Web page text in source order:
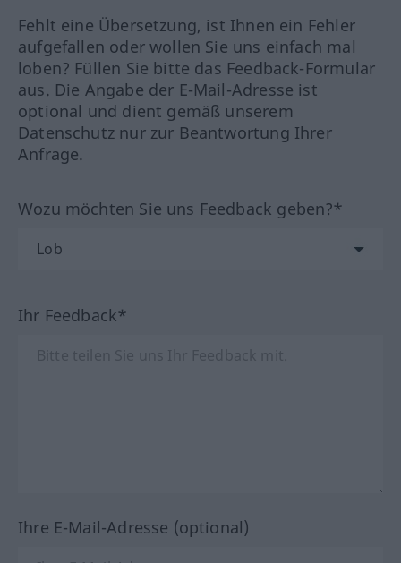
Fehlt eine Übersetzung, ist Ihnen ein Fehler
aufgefallen oder wollen Sie uns einfach mal
loben? Füllen Sie bitte das Feedback-Formular
aus. Die Angabe der E-Mail-Adresse ist
optional und dient gemäß unserem
Datenschutz nur zur Beantwortung Ihrer
Anfrage.
Wozu möchten Sie uns Feedback geben?*
Ihr Feedback*
Ihre E-Mail-Adresse (optional)